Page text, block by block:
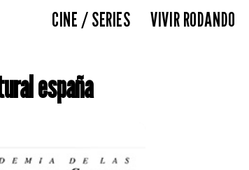
CINE / SERIES VIVIR RODANDO
españa